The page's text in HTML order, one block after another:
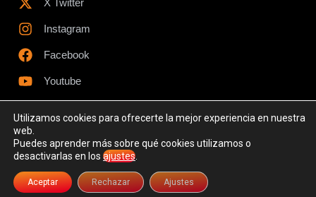
X Twitter
Instagram
Facebook
Youtube
© Todos los derechos reservados - www.ciespodcast.es
Aviso LegalPolítica de PrivacidadPolítica de Cookies
Utilizamos cookies para ofrecerte la mejor experiencia en nuestra
web.
Puedes aprender más sobre qué cookies utilizamos o
desactivarlas en los ajustes
Aceptar Rechazar Ajustes